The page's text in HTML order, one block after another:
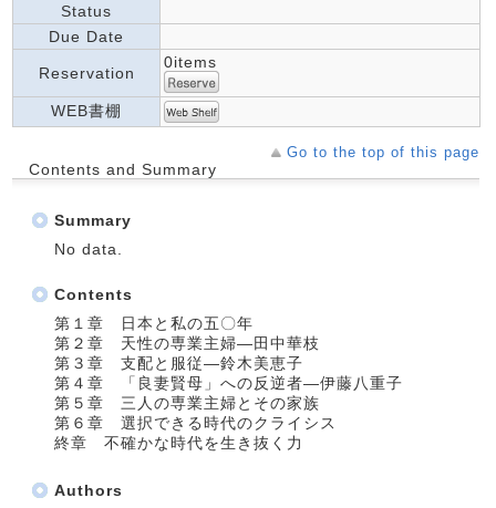
Status
Due Date
Reservation
0items
WEB書棚
Go to the top of this page
Contents and Summary
Summary
No data.
Contents
第１章 日本と私の五〇年
第２章 天性の専業主婦―田中華枝
第３章 支配と服従―鈴木美恵子
第４章 「良妻賢母」への反逆者―伊藤八重子
第５章 三人の専業主婦とその家族
第６章 選択できる時代のクライシス
終章 不確かな時代を生き抜く力
Authors